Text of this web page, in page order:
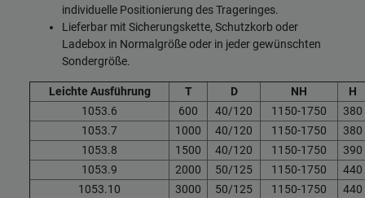
individuelle Positionierung des Trageringes.
Lieferbar mit Sicherungskette, Schutzkorb oder
Ladebox in Normalgröße oder in jeder gewünschten
Sondergröße.
Leichte Ausführung T D NH
H
1053.6
600 40/120 1150-1750
380
1053.7
1000 40/120 1150-1750
380
1053.8
1500 40/120 1150-1750
390
1053.9
2000 50/125 1150-1750
440
1053.10
3000 50/125 1150-1750 440